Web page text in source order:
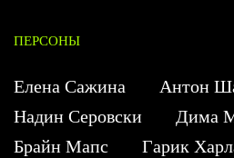
ПЕРСОНЫ
Елена Сажина
Антон
Надин Серовски
Дима
Брайн Мапс
Гарик